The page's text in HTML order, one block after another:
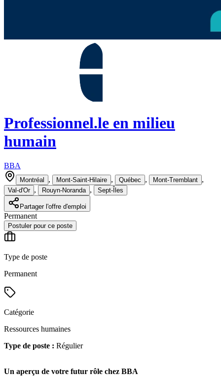
Professionnel.le en milieu
humain
BBA
Montréal , Mont-Saint-Hilaire , Québec , Mont-Tremblant ,
Val-d'Or , Rouyn-Noranda , Sept-Îles
Partager l'offre d'emploi
Permanent
Postuler pour ce poste
Type de poste
Permanent
Catégorie
Ressources humaines
Type de poste : Régulier
Un aperçu de votre futur rôle chez BBA